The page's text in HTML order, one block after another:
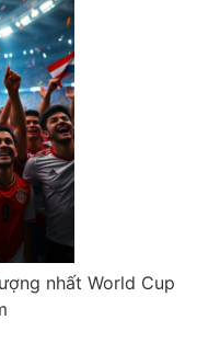
nhất World Cup